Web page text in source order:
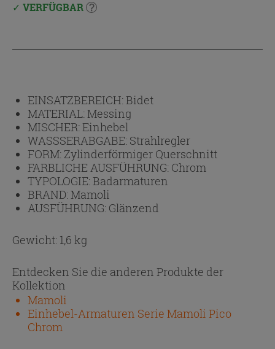
VERFÜGBAR
EINSATZBEREICH:Bidet
MATERIAL:Messing
MISCHER:Einhebel
WASSSERABGABE: Strahlregler
FORM: Zylinderförmiger Querschnitt
FARBLICHE AUSFÜHRUNG: Chrom
TYPOLOGIE:Badarmaturen
BRAND:Mamoli
AUSFÜHRUNG: Glänzend
Gewicht: 1,6 kg
Entdecken Sie die anderen Produkte der
Kollektion
Mamoli
Einhebel-Armaturen Serie Mamoli Pico
Chrom